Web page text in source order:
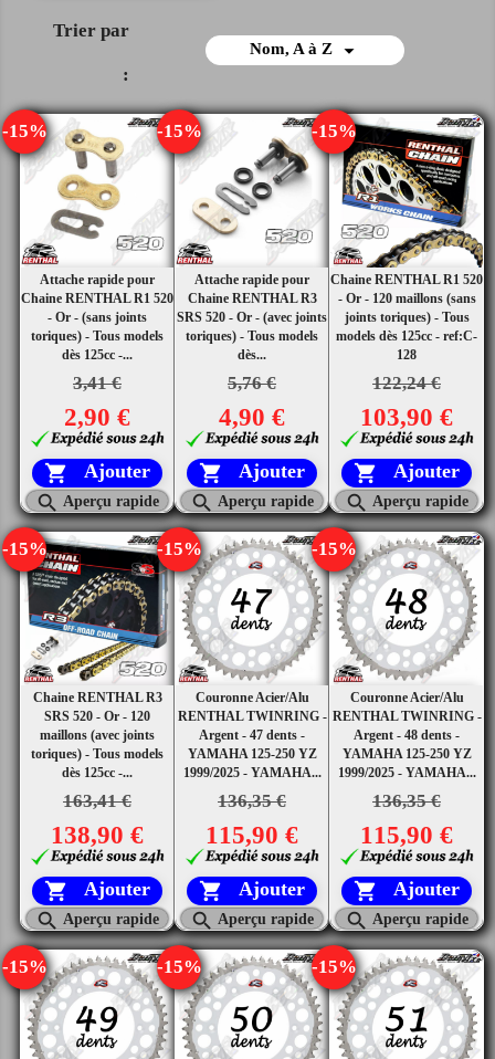
Trier par
:
Nom, A à Z 
Attache rapide pour
Chaine RENTHAL R1 520
- Or - (sans joints
toriques) - Tous models
dès 125cc -...
3,41 €
-15%
2,90 €
 Ajouter
 Aperçu rapide
Attache rapide pour
Chaine RENTHAL R3
SRS 520 - Or - (avec joints
toriques) - Tous models
dès...
5,76 €
-15%
4,90 €
 Ajouter
 Aperçu rapide
Chaine RENTHAL R1 520
- Or - 120 maillons (sans
joints toriques) - Tous
models dès 125cc - ref:C-
128
122,24 €
-15%
103,90 €
 Ajouter
 Aperçu rapide
Chaine RENTHAL R3
SRS 520 - Or - 120
maillons (avec joints
toriques) - Tous models
dès 125cc -...
163,41 €
-15%
138,90 €
 Ajouter
 Aperçu rapide
Couronne Acier/Alu
RENTHAL TWINRING -
Argent - 47 dents -
YAMAHA 125-250 YZ
1999/2025 - YAMAHA...
136,35 €
-15%
115,90 €
 Ajouter
 Aperçu rapide
Couronne Acier/Alu
RENTHAL TWINRING -
Argent - 48 dents -
YAMAHA 125-250 YZ
1999/2025 - YAMAHA...
136,35 €
-15%
115,90 €
 Ajouter
 Aperçu rapide
-15% -15% -15%